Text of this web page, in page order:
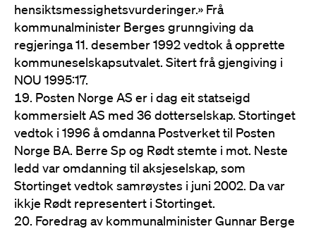
hensiktsmessighetsvurderinger.» Frå
kommunalminister Berges grunngiving da
regjeringa 11. desember 1992 vedtok å opprette
kommuneselskapsutvalet. Sitert frå gjengiving i
NOU 1995:17.
Posten Norge AS er i dag eit statseigd
kommersielt AS med 36 dotterselskap. Stortinget
vedtok i 1996 å omdanna Postverket til Posten
Norge BA. Berre Sp og Rødt stemte i mot. Neste
ledd var omdanning til aksjeselskap, som
Stortinget vedtok samrøystes i juni 2002. Da var
ikkje Rødt representert i Stortinget.
Foredrag av kommunalminister Gunnar Berge